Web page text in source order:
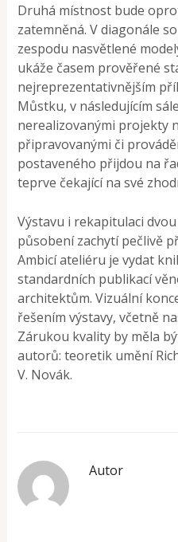
Druhá místnost bude
zatemněná. V diagonále
zespodu nasvětlené
ukáže časem prověřené
nejreprezentativnějším
Můstku, v následujícím
nerealizovanými projekty
připravovanými či
postaveného přijdou na
teprve čekající na své
Výstavu i rekapitulaci
působení zachytí pečlivě
Ambicí ateliéru je vydat
standardních publikací
architektům. Vizuální
řešením výstavy, včetně
Zárukou kvality by měla
autorů: teoretik umění
V. Novák.
Autor